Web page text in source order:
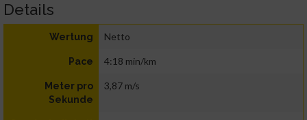
Details
Wertung Netto
Pace 4:18 min/km
Meter pro
Sekunde
3,87 m/s